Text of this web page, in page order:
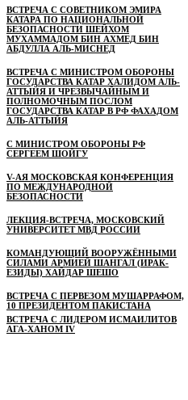
ВСТРЕЧА С СОВЕТНИКОМ ЭМИРА
КАТАРА ПО НАЦИОНАЛЬНОЙ
БЕЗОПАСНОСТИ ШЕЙХОМ
МУХАММАДОМ БИН АХМЕД БИН
АБДУЛЛА АЛЬ-МИСНЕД
ВСТРЕЧА С МИНИСТРОМ ОБОРОНЫ
ГОСУДАРСТВА КАТАР ХАЛИДОМ АЛЬ-
АТТЫЙЯ И ЧРЕЗВЫЧАЙНЫМ И
ПОЛНОМОЧНЫМ ПОСЛОМ
ГОСУДАРСТВА КАТАР В РФ ФАХАДОМ
АЛЬ-АТТЫЙЯ
С МИНИСТРОМ ОБОРОНЫ РФ
СЕРГЕЕМ ШОЙГУ
V-АЯ МОСКОВСКАЯ КОНФЕРЕНЦИЯ
ПО МЕЖДУНАРОДНОЙ
БЕЗОПАСНОСТИ
ЛЕКЦИЯ-ВСТРЕЧА, МОСКОВСКИЙ
УНИВЕРСИТЕТ МВД РОССИИ
КОМАНДУЮЩИЙ ВООРУЖЁННЫМИ
СИЛАМИ АРМИЕЙ ШАНГАЛ (ИРАК-
ЕЗИДЫ) ХАЙДАР ШЕШО
ВСТРЕЧА С ПЕРВЕЗОМ МУШАРРАФОМ,
10 ПРЕЗИДЕНТОМ ПАКИСТАНА
ВСТРЕЧА С ЛИДЕРОМ ИСМАИЛИТОВ
АГА-ХАНОМ IV